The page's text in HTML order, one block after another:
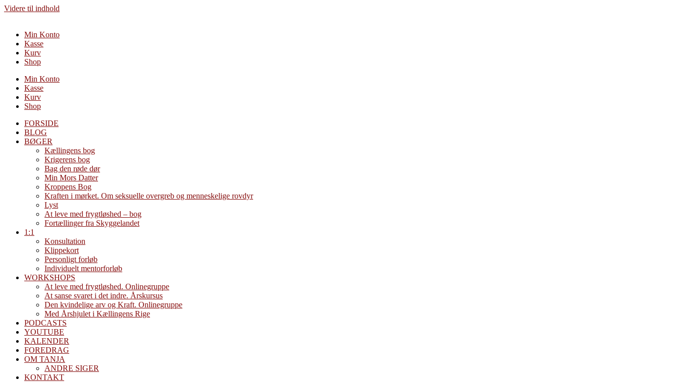
Videre til indhold
Min Konto
Kasse
Kurv
Shop
Min Konto
Kasse
Kurv
Shop
FORSIDE
BLOG
BØGER
Kællingens bog
Krigerens bog
Bag den røde dør
Min Mors Datter
Kroppens Bog
Kraften i mørket. Om seksuelle overgreb og menneskelige rovdyr
Lyst
At leve med frygtløshed – bog
Fortællinger fra Skyggelandet
1:1
Konsultation
Klippekort
Personligt forløb
Individuelt mentorforløb
WORKSHOPS
At leve med frygtløshed. Onlinegruppe
At sanse svaret i det indre. Årskursus
Den kvindelige arv og Kraft. Onlinegruppe
Med Årshjulet i Kællingens Rige
PODCASTS
YOUTUBE
KALENDER
FOREDRAG
OM TANJA
ANDRE SIGER
KONTAKT